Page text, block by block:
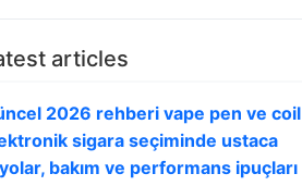
articles
2026 rehberi vape pen ve coil
sigara seçiminde ustaca
bakım ve performans ipuçları